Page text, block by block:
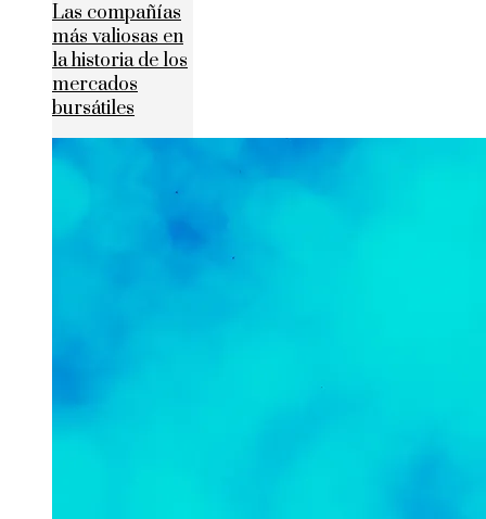
Las compañías
más valiosas en
la historia de los
mercados
bursátiles